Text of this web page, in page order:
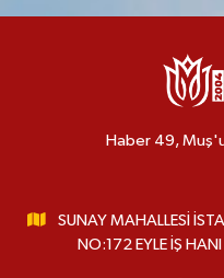
Haber 49,
SUNAY MAHALLESİ
NO:172 EYLE İŞ